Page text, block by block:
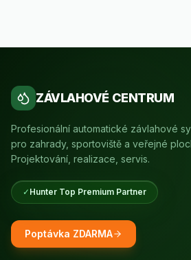
ZÁVLAHOVÉ CENTRUM
Profesionální automatické závlahové
pro zahrady, sportoviště a veřejné
Projektování, realizace, servis.
✓ Hunter Top Premium Partner
Poptávka ZDARMA